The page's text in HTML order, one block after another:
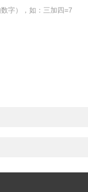
字），如：三加四=7